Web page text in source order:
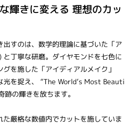
輝きに変える 理想のカッ
すのは、数学的理論に基づいた「ア
丁寧な研磨。ダイヤモンドを七色に
を施した「アイディアルメイク」
光を捉え、 “The World‘s Most Beauti
の輝きを放ちます。
厳格な数値内でカットを施していま